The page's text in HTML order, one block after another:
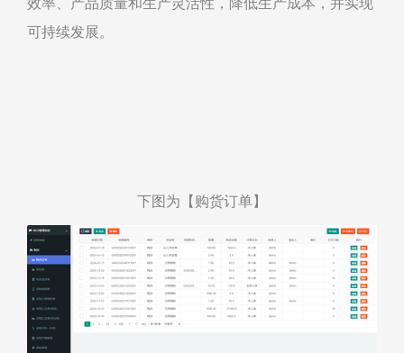
效率、产品质量和生产灵活性，降低生产成本，并实现
可持续发展。
下图为【购货订单】